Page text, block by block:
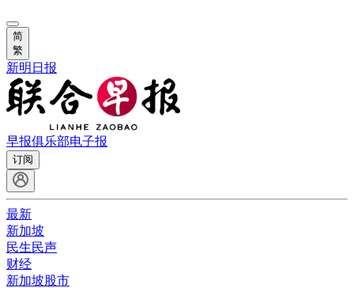
简
繁
新明日报
早报俱乐部电子报
订阅
最新
新加坡
民生民声
财经
新加坡股市